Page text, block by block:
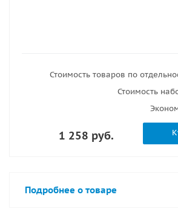
Стоимость товаров по
Стоимость
1 258 руб.
Подробнее о товаре